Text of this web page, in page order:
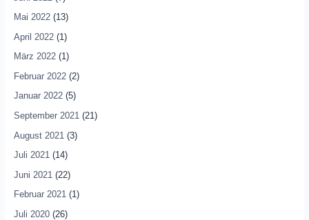
Mai 2022(13)
April 2022(1)
März 2022(1)
Februar 2022(2)
Januar 2022(5)
September 2021(21)
August 2021 (3)
Juli 2021(14)
Juni 2021 (22)
Februar 2021(1)
Juli 2020(26)